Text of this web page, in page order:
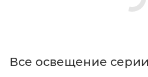
Все освещение